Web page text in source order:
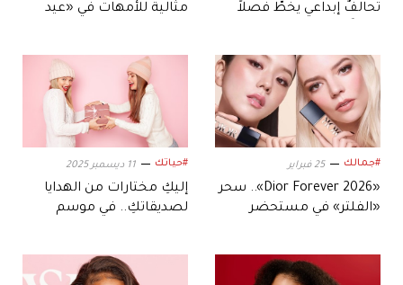
تحالفٌ إبداعي يخطُّ فصلاً
مثالية للأمهات في «عيد
#جمالك 25 فبراير
«Dior Forever 2026».. سحر
«الفلتر» في مستحضر
#حياتك 11 ديسمبر 2025
إليكِ مختارات من الهدايا
لصديقاتكِ.. في موسم